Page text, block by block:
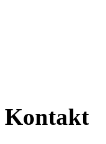
Kontakt